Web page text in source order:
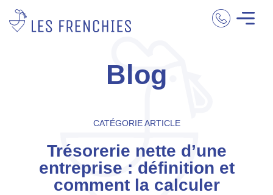
Blog
CATÉGORIE ARTICLE
Trésorerie nette d’une
entreprise : définition et
comment la calculer